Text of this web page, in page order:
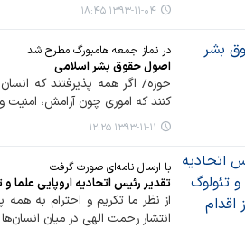
۱۳۹۳-۱۱-۰۴ ۱۸:۴۵
در نماز جمعه هامبورگ مطرح شد
اصول حقوق بشر اسلامی
حوزه/ اگر همه پذیرفتند که
کنند که اموری چون آرامش، امنیت
۱۳۹۳-۱۱-۱۱ ۱۲:۲۵
با ارسال نامه‌ای صورت گرفت
تقدیر رئیس اتحادیه اروپایی علما
از نظر ما تکریم و احترام به همه‌
انتشار رحمت الهی در میان